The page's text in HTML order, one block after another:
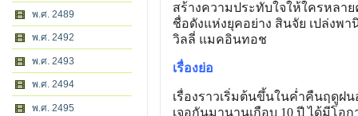
พ.ศ. 2489
พ.ศ. 2492
พ.ศ. 2493
พ.ศ. 2494
พ.ศ. 2495
สร้างความประทับใจให้ใครหลา
ชื่อดังแห่งยุคอย่าง สินจัย เปล่งพ
วิลลี่ แมคอินทอช
เรื่องย่อ
เรื่องราวเริ่มต้นขึ้นในค่ำคืนฤดูฝ
เจอกันมานานเกือบ 10 ปี ได้มีโอ